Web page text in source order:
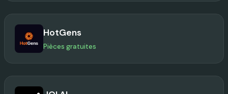
HotGens
Pièces gratuites